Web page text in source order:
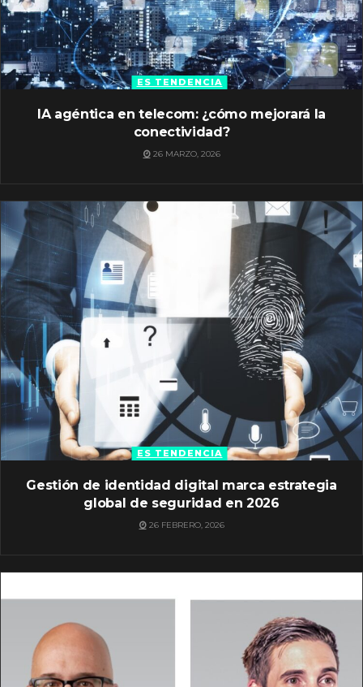
ES TENDENCIA
IA agéntica en telecom: ¿cómo mejorará la
conectividad?
26 MARZO, 2026
ES TENDENCIA
Gestión de identidad digital marca estrategia
global de seguridad en 2026
26 FEBRERO, 2026